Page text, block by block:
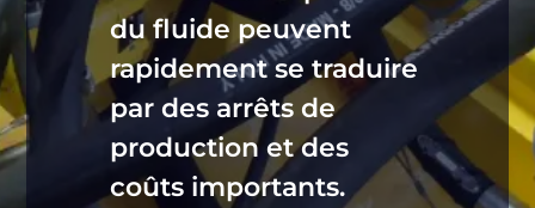
du fluide peuvent
rapidement se traduire
par des arrêts de
production et des
coûts importants.